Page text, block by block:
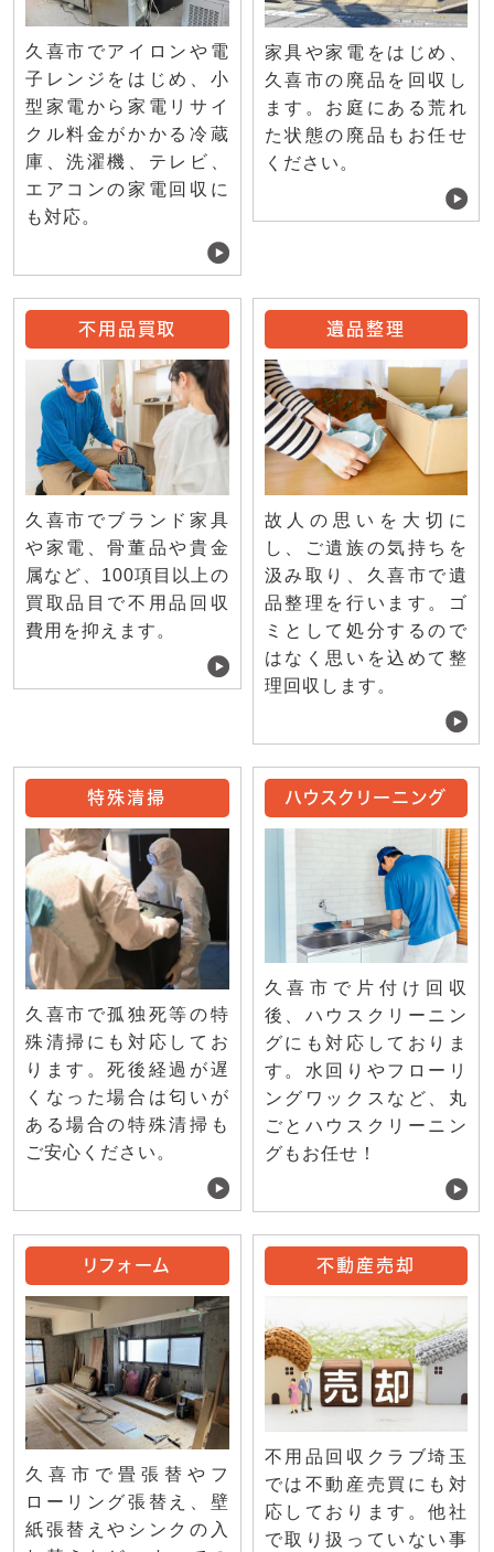
久喜市でアイロンや電
子レンジをはじめ、小
型家電から家電リサイ
クル料金がかかる冷蔵
庫、洗濯機、テレビ、
エアコンの家電回収に
も対応。
家具や家電をはじめ、
久喜市の廃品を回収し
ます。お庭にある荒れ
た状態の廃品もお任せ
ください。
不用品買取
久喜市でブランド家具
や家電、骨董品や貴金
属など、100項目以上の
買取品目で不用品回収
費用を抑えます。
遺品整理
故人の思いを大切に
し、ご遺族の気持ちを
汲み取り、久喜市で遺
品整理を行います。ゴ
ミとして処分するので
はなく思いを込めて整
理回収します。
特殊清掃
久喜市で孤独死等の特
殊清掃にも対応してお
ります。死後経過が遅
くなった場合は匂いが
ある場合の特殊清掃も
ご安心ください。
ハウスクリーニング
久喜市で片付け回収
後、ハウスクリーニン
グにも対応しておりま
す。水回りやフローリ
ングワックスなど、丸
ごとハウスクリーニン
グもお任せ！
リフォーム
久喜市で畳張替やフ
ローリング張替え、壁
紙張替えやシンクの入
不動産売却
不用品回収クラブ埼玉
では不動産売買にも対
応しております。他社
で取り扱っていない事